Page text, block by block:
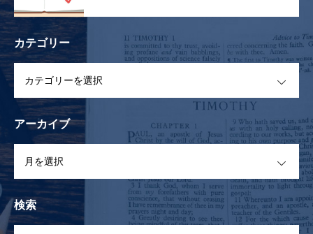
カテゴリー
アーカイブ
検索